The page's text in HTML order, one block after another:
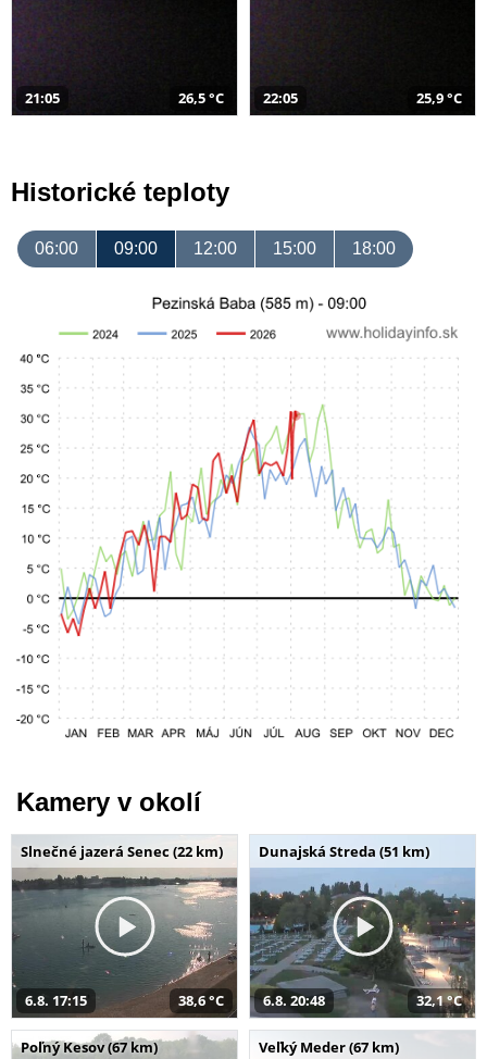
21:05 26,5 °C 22:05 25,9 °C
Historické teploty
06:00 09:00 12:00 15:00 18:00
Kamery v okolí
Slnečné jazerá Senec (22 km)
6.8. 17:15 38,6 °C
Dunajská Streda (51 km)
6.8. 20:48 32,1 °C
Poľný Kesov (67 km) Veľký Meder (67 km)